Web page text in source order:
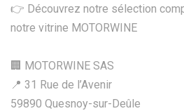
👉 Découvrez notre sélection
notre vitrine MOTORWINE
🏢 MOTORWINE SAS
📍 31 Rue de l’Avenir
59890 Quesnoy-sur-Deûle